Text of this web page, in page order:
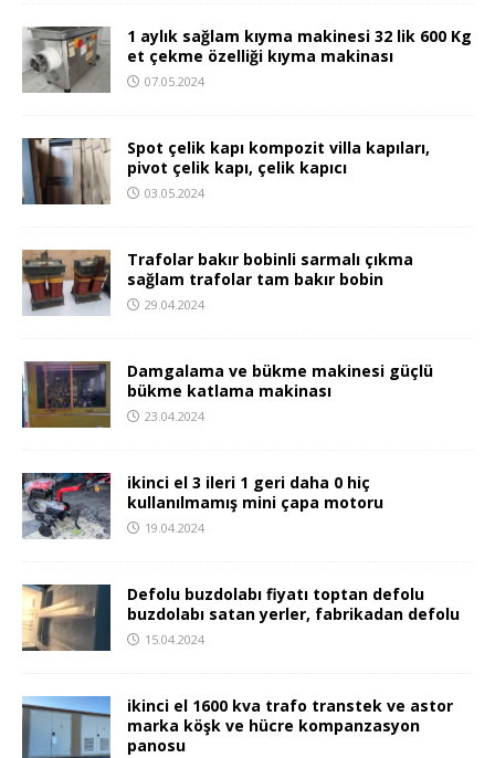
1 aylık sağlam kıyma makinesi 32 lik 600 Kg
et çekme özelliği kıyma makinası
07.05.2024
Spot çelik kapı kompozit villa kapıları,
pivot çelik kapı, çelik kapıcı
03.05.2024
Trafolar bakır bobinli sarmalı çıkma
sağlam trafolar tam bakır bobin
29.04.2024
Damgalama ve bükme makinesi güçlü
bükme katlama makinası
23.04.2024
ikinci el 3 ileri 1 geri daha 0 hiç
kullanılmamış mini çapa motoru
19.04.2024
Defolu buzdolabı fiyatı toptan defolu
buzdolabı satan yerler, fabrikadan defolu
15.04.2024
ikinci el 1600 kva trafo transtek ve astor
marka köşk ve hücre kompanzasyon
panosu